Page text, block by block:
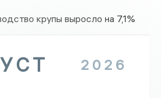
крупы выросло на 7,1%
2026